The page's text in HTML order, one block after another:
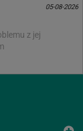
05-08-2026
z jej